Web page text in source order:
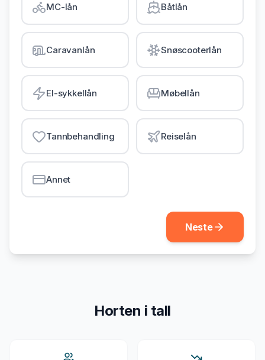
Gjeldsordning
Inkassohjelp
LÅN & KREDITT
Smålån
Lån uten sikkerhet
Kredittkort
Lån på dagen
MC-lån Båtlån
Caravanlån Snøscooterlån
El-sykkellån Møbellån
Tannbehandling Reiselån
Annet
Neste
Horten i tall